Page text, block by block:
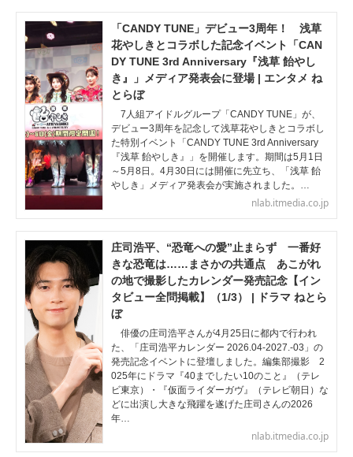
ちょっと気になるネットの話題
「CANDY TUNE」デビュー3周年！ 浅草
花やしきとコラボした記念イベント「CAN
DY TUNE 3rd Anniversary『浅草 飴やし
き』」メディア発表会に登場 | エンタメ ね
とらぼ
7人組アイドルグループ「CANDY TUNE」が、
デビュー3周年を記念して浅草花やしきとコラボし
た特別イベント「CANDY TUNE 3rd Anniversary
『浅草 飴やしき』」を開催します。期間は5月1日
～5月8日。4月30日には開催に先立ち、「浅草 飴
やしき」メディア発表会が実施されました。…
nlab.itmedia.co.jp
庄司浩平、“恐竜への愛”止まらず 一番好
きな恐竜は……まさかの共通点 あこがれ
の地で撮影したカレンダー発売記念【イン
タビュー全問掲載】（1/3） | ドラマ ねとら
ぼ
俳優の庄司浩平さんが4月25日に都内で行われ
た、「庄司浩平カレンダー 2026.04-2027.-03」の
発売記念イベントに登壇しました。編集部撮影 2
025年にドラマ『40までしたい10のこと』（テレ
ビ東京）・『仮面ライダーガヴ』（テレビ朝日）な
どに出演し大きな飛躍を遂げた庄司さんの2026
年…
nlab.itmedia.co.jp